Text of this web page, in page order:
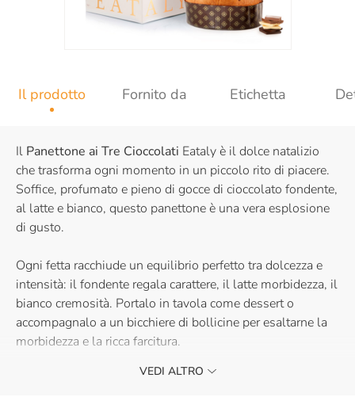
Il prodotto Fornito da Etichetta
Il Panettone ai Tre Cioccolati Eatalyè il dolce natalizio
che trasforma ogni momento in un piccolo rito di piacere.
Soffice, profumato e pieno di gocce di cioccolato fondente,
al latte e bianco, questo panettone è una vera esplosione
di gusto.
Ogni fetta racchiude un equilibrio perfetto tra dolcezza e
intensità: il fondente regala carattere, il latte morbidezza, il
bianco cremosità. Portalo in tavola come dessert o
accompagnalo a un bicchiere di bollicine per esaltarne la
morbidezza e la ricca farcitura.
Perfetto da regalare o da gustare in compagnia, il
VEDI ALTRO